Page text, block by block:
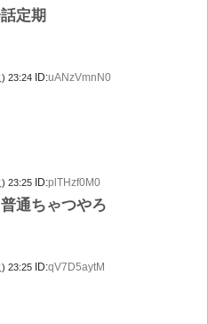
定期
23:24 ID:uANzVmnN0
23:25 ID:plTHzf0M0
通ちゃつやろ
23:25 ID:qV7D5aytM